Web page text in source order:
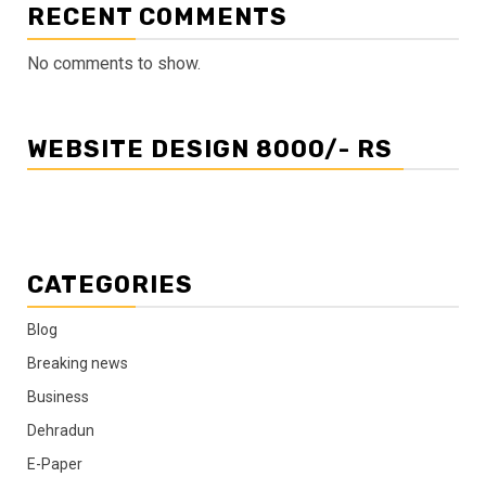
RECENT COMMENTS
No comments to show.
WEBSITE DESIGN 8000/- RS
CATEGORIES
Blog
Breaking news
Business
Dehradun
E-Paper